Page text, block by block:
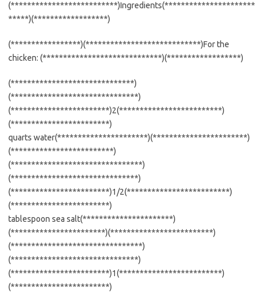
(**************************)Ingredients(**********************
*****)(******************)
(*****************)(****************************)For the
chicken: (*****************************)(******************)
(******************************)
(*******************************)
(************************)2(*************************)
(************************)
quarts water(**********************)(***********************)
(*************************)
(********************************)
(*******************************)
(************************)1/2(*************************)
(************************)
tablespoon sea salt(**********************)
(***********************)(*************************)
(********************************)
(*******************************)
(************************)1(*************************)
(************************)